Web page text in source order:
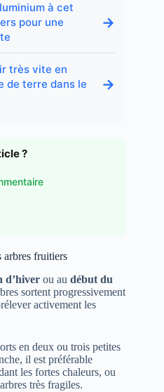
à cet
pour une
→
très vite en
de terre dans le
→
?
arbres fruitiers
d’hiver ou au début du
sortent progressivement
activement les
en deux ou trois petites
il est préférable
les fortes chaleurs, ou
très fragiles.